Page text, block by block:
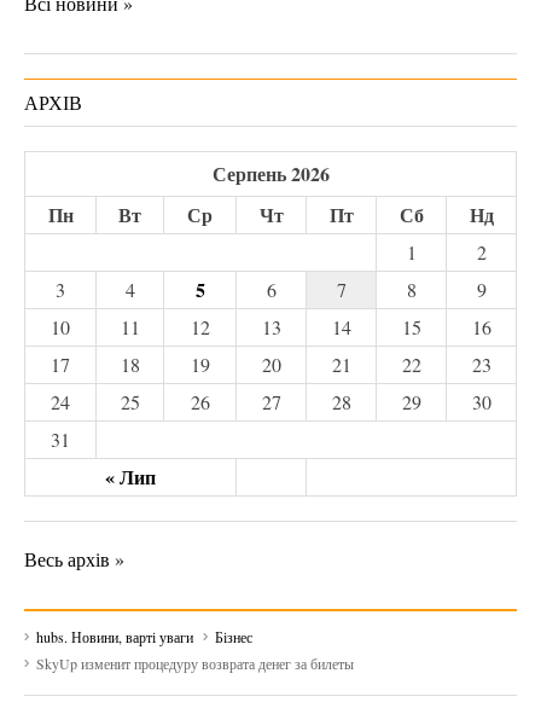
АРХІВ
Серпень 2026
Пн
Вт Ср Чт Пт Сб Нд
« Лип
1
2
3
4 5 6 7 8
9
10
11 12 13 14 15
16
17
18 19 20 21 22
23
24
25 26 27 28 29
30
31
Весь архів »
hubs. Новини, варті уваги
Бізнес
SkyUp изменит процедуру возврата денег за билеты